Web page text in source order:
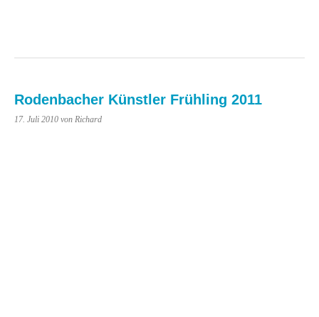
Rodenbacher Künstler Frühling 2011
17. Juli 2010 von Richard